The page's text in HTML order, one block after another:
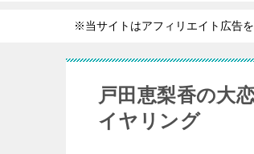
※当サイトはアフィリエイト広告
戸田恵梨香の大
イヤリング